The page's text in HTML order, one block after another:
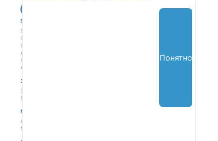
Публикации
Публикации
Обсуждения
Журнал
Антологии
Колонки
Авторы
Экспертная сеть
Экспертная сеть
Вакансии
Мероприятия
Анонсы мероприятий
Материалы мероприятий
Понятно